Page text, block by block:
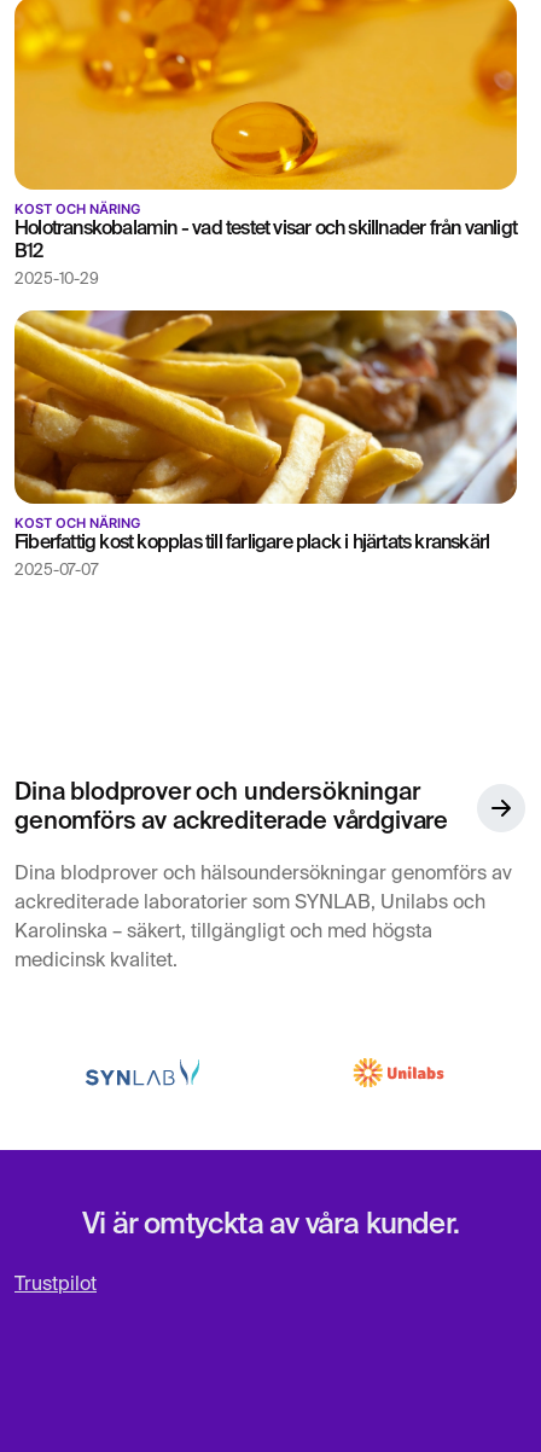
KOST OCH NÄRING
Holotranskobalamin - vad testet visar och skillnader från vanligt
B12
2025-10-29
KOST OCH NÄRING
Fiberfattig kost kopplas till farligare plack i hjärtats kranskärl
2025-07-07
Dina blodprover och undersökningar
genomförs av ackrediterade vårdgivare
Dina blodprover och hälsoundersökningar genomförs av
ackrediterade laboratorier som SYNLAB, Unilabs och
Karolinska – säkert, tillgängligt och med högsta
medicinsk kvalitet.
Vi är omtyckta av våra kunder.
Trustpilot